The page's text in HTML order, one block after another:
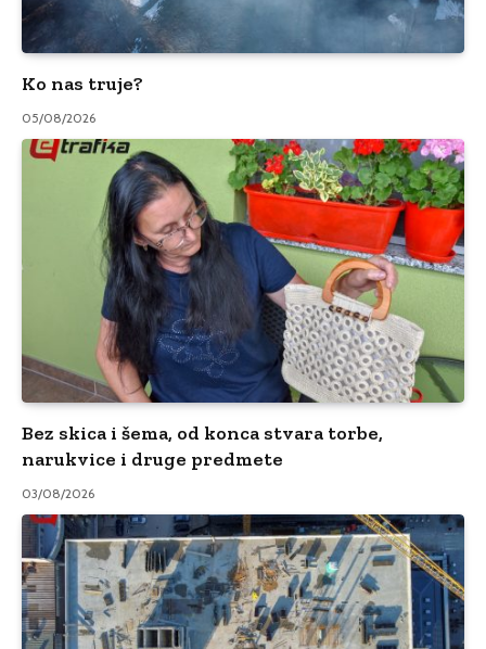
Ko nas truje?
05/08/2026
Bez skica i šema, od konca stvara torbe,
narukvice i druge predmete
03/08/2026